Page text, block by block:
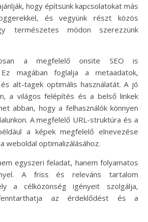
hogy építsünk kapcsolatokat más
és vegyünk részt közös
természetes módon szerezzünk
a megfelelő onsite SEO is
Ez magában foglalja a metaadatok,
alt-tagek optimális használatát. A jó
a világos felépítés és a belső linkek
abban, hogy a felhasználók könnyen
A megfelelő URL-struktúra és a
a képek megfelelő elnevezése
weboldal optimalizálásához.
egyszeri feladat, hanem folyamatos
A friss és releváns tartalom
a célközönség igényeit szolgálja,
az érdeklődést és a